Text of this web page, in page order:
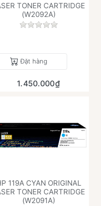
cho sản phẩm này.
TONER CARTRIDGE
(W2092A)
Chưa có đánh giá
Đặt hàng
1.450.000₫
119A CYAN ORIGINAL
TONER CARTRIDGE
(W2091A)